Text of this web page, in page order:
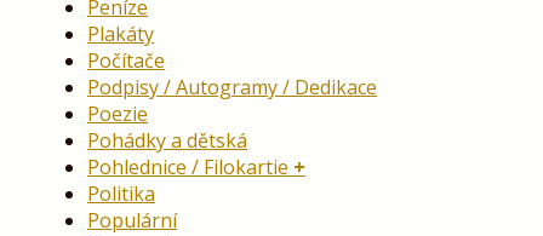
Peníze
Plakáty
Počítače
Podpisy / Autogramy / Dedikace
Poezie
Pohádky a dětská
Pohlednice / Filokartie
Politika
Populární